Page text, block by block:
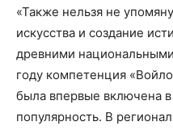
«Также нельзя не
искусства и создание
древними
году компетенция
была впервые включена
популярность. В